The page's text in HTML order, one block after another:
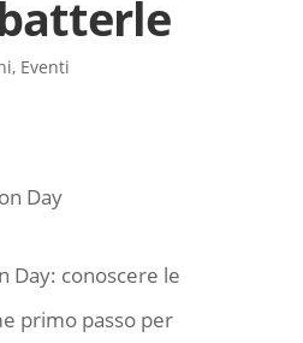
, Eventi
Day: conoscere le
primo passo per